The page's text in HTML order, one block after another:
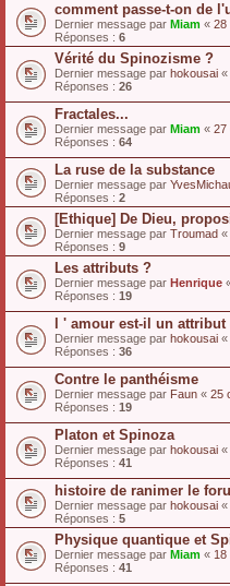
comment passe-t-on de
Dernier message par Miam « 28
Réponses : 6
Vérité du Spinozisme ?
Dernier message par hokousai «
Réponses : 26
Fractales...
Dernier message par Miam « 27
Réponses : 64
La ruse de la substance
Dernier message par
Réponses : 2
[Ethique] De Dieu,
Dernier message par Troumad «
Réponses : 9
Les attributs ?
Dernier message par Henrique
Réponses : 19
l ' amour est-il un attribut
Dernier message par hokousai «
Réponses : 36
Contre le panthéisme
Dernier message par Faun « 25
Réponses : 19
Platon et Spinoza
Dernier message par hokousai «
Réponses : 41
histoire de ranimer le
Dernier message par hokousai «
Réponses : 5
Physique quantique et
Dernier message par Miam « 18
Réponses : 41